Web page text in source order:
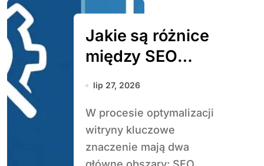
Jakie są różnice
między SEO
technicznym a
lip 27, 2026
W procesie optymalizacji
witryny kluczowe
znaczenie mają dwa